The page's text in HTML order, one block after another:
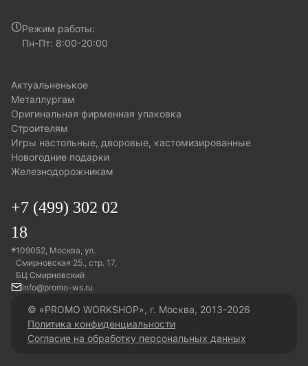
Режим работы:
Пн-Пт: 8:00-20:00
актуальненькое
металлургам
оригинальная фирменная упаковка
строителям
игры настольные, дворовые, кастомизированные
новогодние подарки
железнодорожникам
+7 (499) 302 02
18
109052, Москва, ул.
Смирновская 25., стр. 17,
БЦ Смирновский
info@promo-ws.ru
© «PROMO WORKSHOP», г. Москва, 2013-2026
Политика конфиденциальности
Согласие на обработку персональных данных